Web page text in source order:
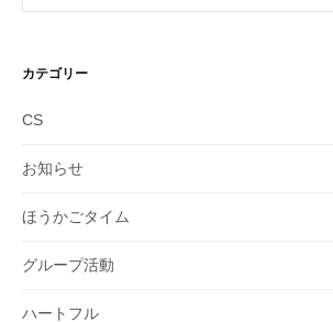
カテゴリー
CS
お知らせ
ほうかごタイム
グループ活動
ハートフル